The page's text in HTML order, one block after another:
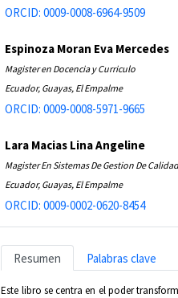
ORCID: 0009-0008-6964-9509
Espinoza Moran Eva Mercedes
Magister en Docencia y Curriculo
Ecuador, Guayas, El Empalme
ORCID: 0009-0008-5971-9665
Lara Macias Lina Angeline
Magister En Sistemas De Gestion De
Ecuador, Guayas, El Empalme
ORCID: 0009-0002-0620-8454
Resumen Palabras clave
Este libro se centra en el poder